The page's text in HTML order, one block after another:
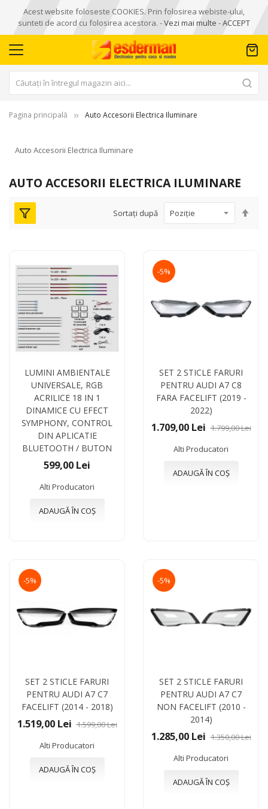
Acest website foloseste COOKIES. Prin folosirea webiste-ului,
sunteti de acord cu folosirea acestora. -Vezi mai multe -ACCEPT
Pagina principală Auto Accesorii Electrica Iluminare
Auto Accesorii Electrica Iluminare
AUTO ACCESORII ELECTRICA ILUMINARE
Sortați după
LUMINI AMBIENTALE
UNIVERSALE, RGB
ACRILICE 18 IN 1
DINAMICE CU EFECT
SYMPHONY, CONTROL
DIN APLICATIE
BLUETOOTH / BUTON
599,00 Lei
Alti Producatori
ADAUGĂ ÎN COȘ
-5%
SET 2 STICLE FARURI
PENTRU AUDI A7 C8
FARA FACELIFT (2019 -
2022)
1.709,00 Lei 1.799,00 Lei
Alti Producatori
ADAUGĂ ÎN COȘ
-5%
SET 2 STICLE FARURI
PENTRU AUDI A7 C7
FACELIFT (2014 - 2018)
1.519,00 Lei 1.599,00 Lei
Alti Producatori
ADAUGĂ ÎN COȘ
-5%
SET 2 STICLE FARURI
PENTRU AUDI A7 C7
NON FACELIFT (2010 -
2014)
1.285,00 Lei 1.350,00 Lei
Alti Producatori
ADAUGĂ ÎN COȘ